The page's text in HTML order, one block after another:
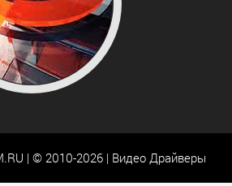
| © 2010-2026 | Видео Драйверы